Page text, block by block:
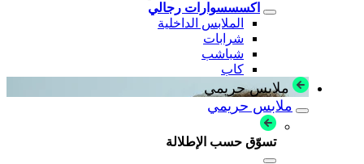
اكسسسوارات رجالي
الملابس الداخلية
شرابات
شباشب
كاب
ملابس حريمي
ملابس حريمي
تسوّق حسب الإطلالة